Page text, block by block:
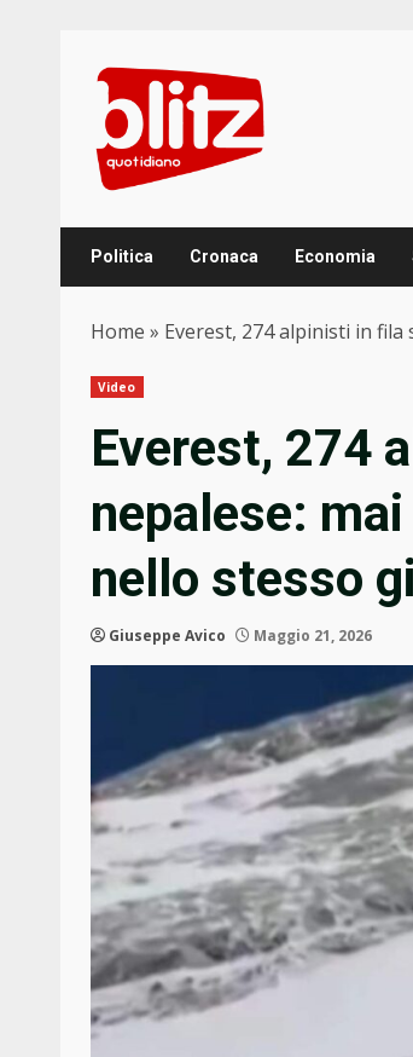
content
Politica Cronaca Economia
Home » Everest, 274 alpinisti in
Video
Everest, 274
nepalese:
nello stesso
Giuseppe Avico Maggio 21, 2026